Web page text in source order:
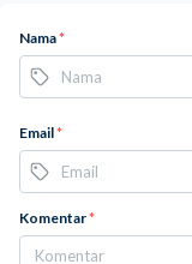
Nama*
Email*
Komentar*